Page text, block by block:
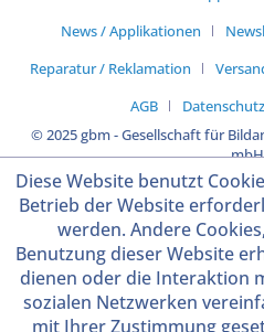
News / Applikationen
Reparatur / Reklamation
AGB
Datenschutz
© 2025 gbm - Gesellschaft für
mbH
Diese Website benutzt
Betrieb der Website
werden. Andere
Benutzung dieser Website
dienen oder die Interaktion
sozialen Netzwerken
mit Ihrer Zustimmung